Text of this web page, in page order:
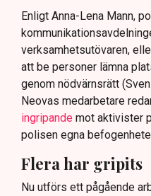
Enligt Anna-Lena Mann,
verksamhetsutövaren,
att be personer lämna
genom nödvärnsrätt
Neovas medarbetare
ingripande mot aktivister
polisen egna
Flera har gripits
Nu utförs ett pågående